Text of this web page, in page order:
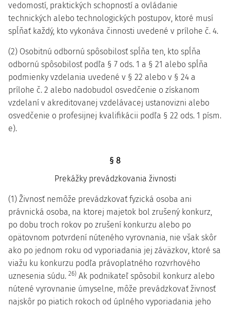
vedomostí, praktických schopností a ovládanie
technických alebo technologických postupov, ktoré musí
spĺňať každý, kto vykonáva činnosti uvedené v prílohe č. 4.
(2) Osobitnú odbornú spôsobilosť spĺňa ten, kto spĺňa
odbornú spôsobilosť podľa § 7 ods. 1 a § 21 alebo spĺňa
podmienky vzdelania uvedené v § 22 alebo v § 24 a
prílohe č. 2 alebo nadobudol osvedčenie o získanom
vzdelaní v akreditovanej vzdelávacej ustanovizni alebo
osvedčenie o profesijnej kvalifikácii podľa § 22 ods. 1 písm.
e).
§ 8
Prekážky prevádzkovania živnosti
(1) Živnosť nemôže prevádzkovať fyzická osoba ani
právnická osoba, na ktorej majetok bol zrušený konkurz,
po dobu troch rokov po zrušení konkurzu alebo po
opätovnom potvrdení núteného vyrovnania, nie však skôr
ako po jednom roku od vyporiadania jej záväzkov, ktoré sa
viažu ku konkurzu podľa právoplatného rozvrhového
uznesenia súdu. 26) Ak podnikateľ spôsobil konkurz alebo
nútené vyrovnanie úmyselne, môže prevádzkovať živnosť
najskôr po piatich rokoch od úplného vyporiadania jeho